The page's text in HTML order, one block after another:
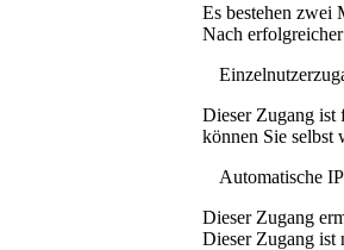
Es bestehen zwei
Nach
Dieser Zugang ist
können Sie selbst
Automatische
Dieser Zugang
Dieser Zugang ist